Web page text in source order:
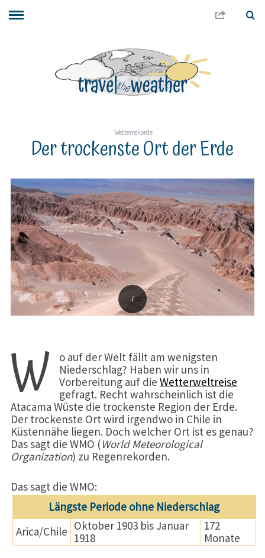
Wetterrekorde
Der trockenste Ort der Erde
W
o auf der Welt fällt am wenigsten
Niederschlag? Haben wir uns in
Vorbereitung auf die Wetterweltreise
gefragt. Recht wahrscheinlich ist die
Atacama Wüste die trockenste Region der Erde.
Der trockenste Ort wird irgendwo in Chile in
Küstennähe liegen. Doch welcher Ort ist es genau?
Das sagt die WMO (World Meteorological
Organization) zu Regenrekorden.
Das sagt die WMO:
Längste Periode ohne Niederschlag
Arica/Chile Oktober 1903 bis Januar
1918
172
Monate